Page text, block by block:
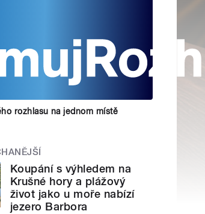
rozhlasu na jednom místě
Koupání s výhledem na
Krušné hory a plážový
život jako u moře nabízí
jezero Barbora